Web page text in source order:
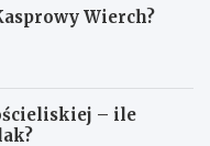
Wierch?
– ile